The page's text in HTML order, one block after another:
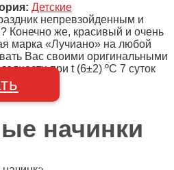
Детские
непревзойденным и
Конечно же, красивый и очень
марка «Лучиано» на любой
Вас своими оригинальными
при t (6±2) ºC 7 суток
начинки